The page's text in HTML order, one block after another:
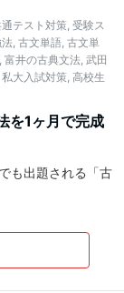
テスト対策, 受験ス
, 古文単語, 古文単
, 富井の古典文法, 武田
私大入試対策, 高校生
を1ヶ月で完成
も出題される「古